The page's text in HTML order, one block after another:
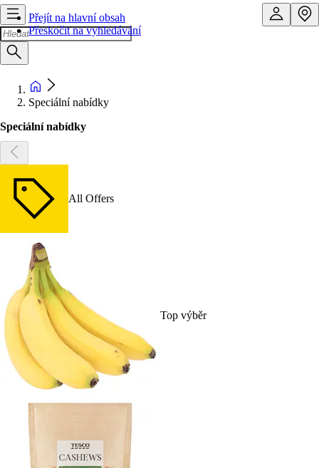
Přejít na hlavní obsah
Přeskočit na vyhledávání
Speciální nabídky
Speciální nabídky
All Offers
Top výběr